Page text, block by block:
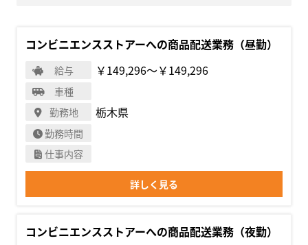
コンビニエンスストアーへの商品配送業務（昼勤）
給与 ￥149,296〜￥149,296
車種
勤務地
栃木県
勤務時間
仕事内容
詳しく見る
コンビニエンスストアーへの商品配送業務（夜勤）